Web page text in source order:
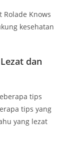
Knows
kesehatan
dan
tips
tips yang
yang lezat